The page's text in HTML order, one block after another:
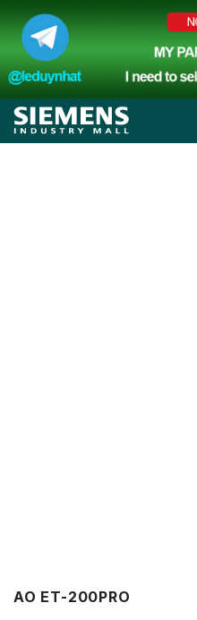
to
content
AO ET-200PRO